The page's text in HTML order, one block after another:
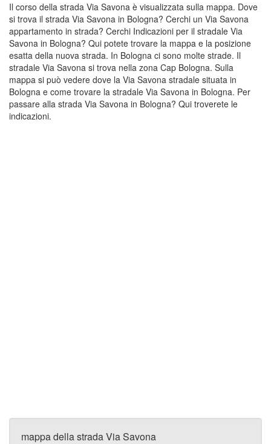
Il corso della strada Via Savona è visualizzata sulla mappa. Dove
si trova il strada Via Savona in Bologna? Cerchi un Via Savona
appartamento in strada? Cerchi Indicazioni per il stradale Via
Savona in Bologna? Qui potete trovare la mappa e la posizione
esatta della nuova strada. In Bologna ci sono molte strade. Il
stradale Via Savona si trova nella zona Cap Bologna. Sulla
mappa si può vedere dove la Via Savona stradale situata in
Bologna e come trovare la stradale Via Savona in Bologna. Per
passare alla strada Via Savona in Bologna? Qui troverete le
indicazioni.
mappa della strada Via Savona